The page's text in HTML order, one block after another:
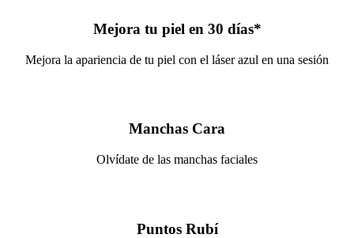
Mejora tu piel en 30 días*
Mejora la apariencia de tu piel con el láser azul en una sesión
Manchas Cara
Olvídate de las manchas faciales
Puntos Rubí